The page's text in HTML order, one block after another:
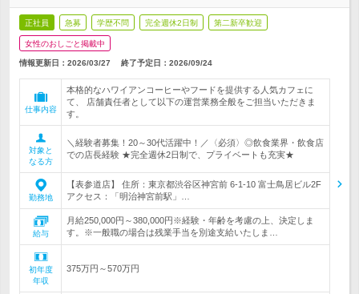
正社員 急募 学歴不問 完全週休2日制 第二新卒歓迎
女性のおしごと掲載中
情報更新日：2026/03/27 終了予定日： 2026/09/24
仕事内容
本格的なハワイアンコーヒーやフードを提供する人気カフェに
て、 店舗責任者として以下の運営業務全般をご担当いただきま
す。
対象と
なる方
＼経験者募集！20～30代活躍中！／〈必須〉◎飲食業界・飲食店
での店長経験 ★完全週休2日制で、プライベートも充実★
勤務地
【表参道店】 住所：東京都渋谷区神宮前 6-1-10 富士鳥居ビル2F
アクセス：「明治神宮前駅」…
給与
月給250,000円～380,000円※経験・年齢を考慮の上、決定しま
す。※一般職の場合は残業手当を別途支給いたしま…
初年度
年収
375万円～570万円